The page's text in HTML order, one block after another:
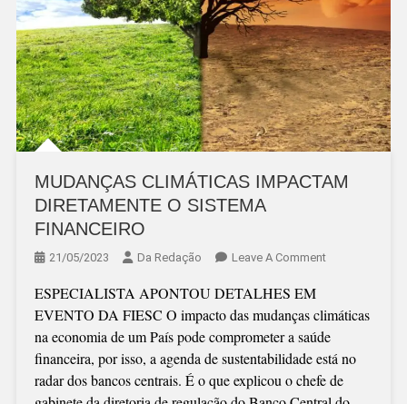
MUDANÇAS CLIMÁTICAS IMPACTAM
DIRETAMENTE O SISTEMA
FINANCEIRO
21/05/2023 Da Redação Leave A CommentOn
IMPACTAM
DIRETAMENTE
O
SISTEMA
ESPECIALISTA APONTOU DETALHES EM
EVENTO DA FIESC O impacto das mudanças climáticas
na economia de um País pode comprometer a saúde
financeira, por isso, a agenda de sustentabilidade está no
radar dos bancos centrais. É o que explicou o chefe de